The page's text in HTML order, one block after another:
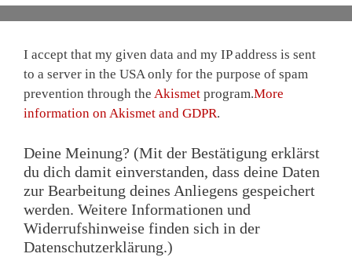
I accept that my given data and my IP address is sent
to a server in the USA only for the purpose of spam
prevention through the Akismet program.More
information on Akismet and GDPR.
Deine Meinung? (Mit der Bestätigung erklärst
du dich damit einverstanden, dass deine Daten
zur Bearbeitung deines Anliegens gespeichert
werden. Weitere Informationen und
Widerrufshinweise finden sich in der
Datenschutzerklärung.)